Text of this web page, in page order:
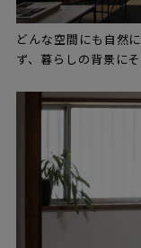
どんな空間にも自然
ず、暮らしの背景に